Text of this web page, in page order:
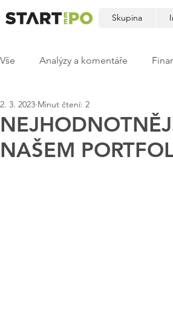
Skupina
Vše Analýzy a komentáře
NAŠEM
2. 3. 2023 Minut čtení: 2